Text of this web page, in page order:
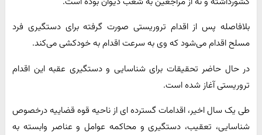
بلافاصله پس از اقدام تروریستی صورت گرفته برای دستگیری فرد
مسلح اقدام می‌شود که وی به سرعت اقدام به خودکشی می‌کند.
در حال حاضر تحقیقات برای شناسایی و دستگیری عقبه این اقدام
تروریستی آغاز شده است.
طی یک سال اخیر، اقدامات گسترده ای از ناحیه قوه قضاییه درخصوص
شناسایی، تعقیب، دستگیری و محاکمه عوامل و عناصر وابسته به